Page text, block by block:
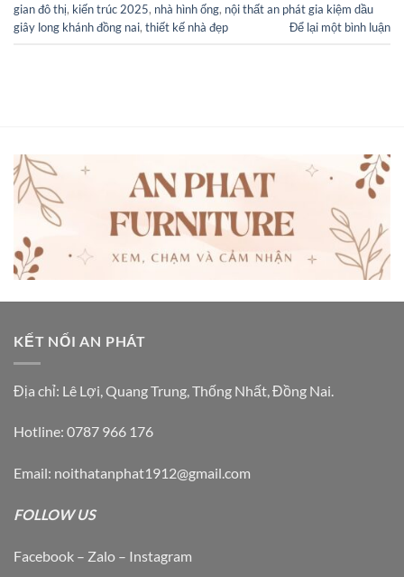
gian đô thị, kiến trúc 2025, nhà hình ống, nội thất an phát gia kiệm dầu
giây long khánh đồng nai, thiết kế nhà đẹp Để lại một bình luận
KẾT NỐI AN PHÁT
Địa chỉ: Lê Lợi, Quang Trung, Thống Nhất, Đồng Nai.
Hotline: 0787 966 176
Email: noithatanphat1912@gmail.com
FOLLOW US
Facebook – Zalo – Instagram